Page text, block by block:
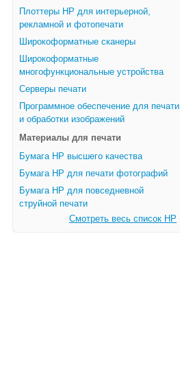
Плоттеры НР для интерьерной,
рекламной и фотопечати
Широкоформатные сканеры
Широкоформатные
многофункциональные устройства
Серверы печати
Программное обеспечение для печати
и обработки изображений
Материалы для печати
Бумага HP высшего качества
Бумага HP для печати фотографий
Бумага HP для повседневной
струйной печати
Смотреть весь список HP